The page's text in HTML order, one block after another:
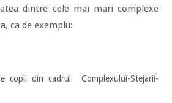
dintre cele mai mari complexe
ca de exemplu:
copii din cadrul Complexului-Stejarii-